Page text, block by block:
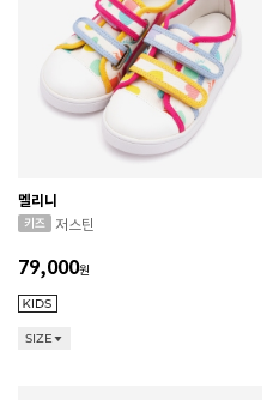
멜리니
저스틴
79,000원
SIZE